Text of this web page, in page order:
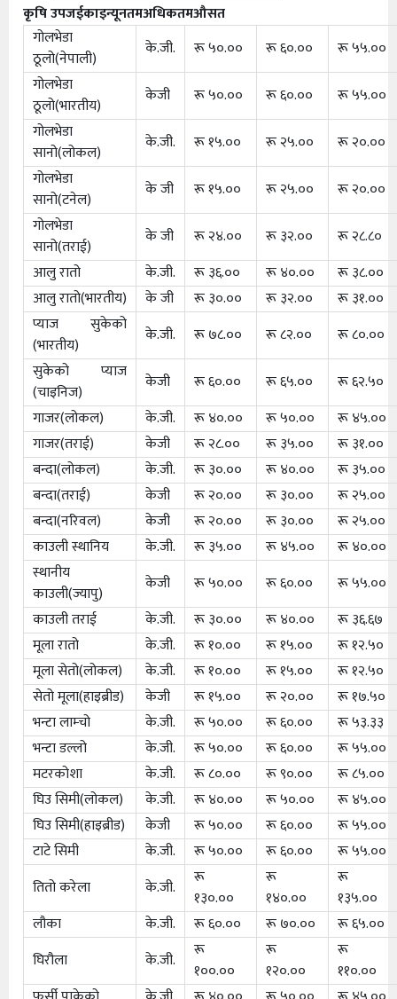
कृषि उपजईकाइन्यूनतमअधिकतमऔसत
गोलभेडा
ठूलो(नेपाली)
के.जी. रू ५०.०० रू ६०.००
रू ५५.००
गोलभेडा
ठूलो(भारतीय)
केजी रू ५०.०० रू ६०.००
रू ५५.००
गोलभेडा
सानो(लोकल)
के.जी. रू १५.०० रू २५.००
रू २०.००
गोलभेडा
सानो(टनेल)
के जी रू १५.०० रू २५.००
रू २०.००
गोलभेडा
सानो(तराई)
के जी रू २४.०० रू ३२.००
रू २८.८०
आलु रातो
के.जी. रू ३६.०० रू ४०.००
रू ३८.००
आलु रातो(भारतीय)
के जी रू ३०.०० रू ३२.००
रू ३१.००
प्याज सुकेको
(भारतीय)
के.जी. रू ७८.०० रू ८२.००
रू ८०.००
सुकेको प्याज
(चाइनिज)
केजी रू ६०.०० रू ६५.००
रू ६२.५०
गाजर(लोकल)
के.जी. रू ४०.०० रू ५०.००
रू ४५.००
गाजर(तराई)
केजी रू २८.०० रू ३५.००
रू ३१.००
बन्दा(लोकल)
के.जी. रू ३०.०० रू ४०.००
रू ३५.००
बन्दा(तराई)
केजी रू २०.०० रू ३०.००
रू २५.००
बन्दा(नरिवल)
केजी रू २०.०० रू ३०.००
रू २५.००
काउली स्थानिय
के.जी. रू ३५.०० रू ४५.००
रू ४०.००
स्थानीय
काउली(ज्यापु)
केजी रू ५०.०० रू ६०.००
रू ५५.००
काउली तराई
के.जी. रू ३०.०० रू ४०.००
रू ३६.६७
मूला रातो
के.जी. रू १०.०० रू १५.००
रू १२.५०
मूला सेतो(लोकल)
के.जी. रू १०.०० रू १५.००
रू १२.५०
सेतो मूला(हाइब्रीड)
केजी रू १५.०० रू २०.००
रू १७.५०
भन्टा लाम्चो
के.जी. रू ५०.०० रू ६०.००
रू ५३.३३
भन्टा डल्लो
के.जी. रू ५०.०० रू ६०.००
रू ५५.००
मटरकोशा
के.जी. रू ८०.०० रू ९०.००
रू ८५.००
घिउ सिमी(लोकल)
के.जी. रू ४०.०० रू ५०.००
रू ४५.००
घिउ सिमी(हाइब्रीड)
केजी रू ५०.०० रू ६०.००
रू ५५.००
टाटे सिमी
के.जी. रू ५०.०० रू ६०.००
रू ५५.००
तितो करेला
के.जी.
रू
१३०.००
रू
१४०.००
रू
१३५.००
लौका
के.जी. रू ६०.०० रू ७०.००
रू ६५.००
घिरौला
के.जी.
रू
१००.००
रू
१२०.००
रू
११०.००